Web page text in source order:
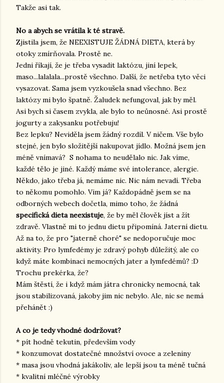
Takže asi tak.
No a abych se vrátila k té stravě.
Zjistila jsem, že NEEXISTUJE ŽÁDNÁ DIETA, která by
otoky zmírňovala. Prostě ne.
Jedni říkají, že je třeba vysadit laktózu, jiní lepek,
maso...lalalala...prostě všechno. Další, že netřeba tyto věci
vysazovat. Sama jsem vyzkoušela snad všechno. Bez
laktózy mi bylo špatně. Žaludek nefungoval, jak by měl.
Asi bych si časem zvykla, ale bylo to neůnosné. Asi prostě
jogurty a zakysanku potřebuju!
Bez lepku? Neviděla jsem žádný rozdíl. V ničem. Vše bylo
stejné, jen bylo složitější nakupovat jídlo. Možná jsem jen
méně vnímavá? S nohama to neudělalo nic. Jak víme,
každé tělo je jiné. Každý máme své intolerance, alergie.
Někdo, jako třeba já, nemáme nic. Nic nám nevadí. Třeba
to někomu pomohlo. Vim já? Každopádně jsem se na
odborných webech dočetla, mimo toho, že žádná
specifická dieta neexistuje, že by měl člověk jíst a žít
zdravě. Vlastně mi to jednu dietu připomíná. Jaterní dietu.
Až na to, že pro "jaterně choré" se nedoporučuje moc
aktivity. Pro lymfedémy je zdravý pohyb důležitý, ale co
když máte kombinaci nemocných jater a lymfedémů? :D
Trochu prekérka, že?
Mám štěstí, že i když mám játra chronicky nemocná, tak
jsou stabilizovaná, jakoby jim nic nebylo. Ale, nic se nemá
přehánět :)
A co je tedy vhodné dodržovat?
* pít hodně tekutin, především vody
* konzumovat dostatečné množství ovoce a zeleniny
* masa jsou vhodná jakákoliv, ale lepší jsou ta méně tučná
* kvalitní mléčné výrobky